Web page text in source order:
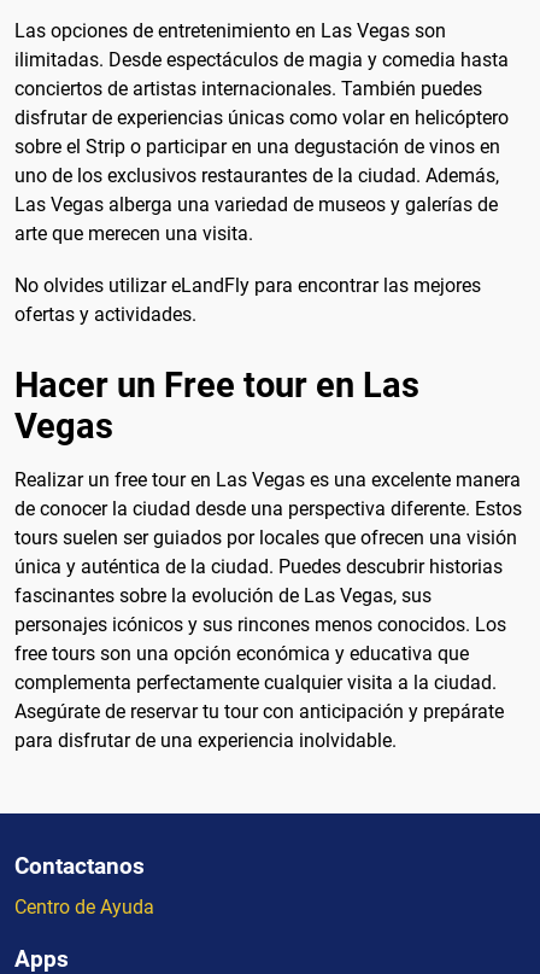
Las opciones de entretenimiento en Las Vegas son
ilimitadas. Desde espectáculos de magia y comedia hasta
conciertos de artistas internacionales. También puedes
disfrutar de experiencias únicas como volar en helicóptero
sobre el Strip o participar en una degustación de vinos en
uno de los exclusivos restaurantes de la ciudad. Además,
Las Vegas alberga una variedad de museos y galerías de
arte que merecen una visita.
No olvides utilizar eLandFly para encontrar las mejores
ofertas y actividades.
Hacer un Free tour en Las
Vegas
Realizar un free tour en Las Vegas es una excelente manera
de conocer la ciudad desde una perspectiva diferente. Estos
tours suelen ser guiados por locales que ofrecen una visión
única y auténtica de la ciudad. Puedes descubrir historias
fascinantes sobre la evolución de Las Vegas, sus
personajes icónicos y sus rincones menos conocidos. Los
free tours son una opción económica y educativa que
complementa perfectamente cualquier visita a la ciudad.
Asegúrate de reservar tu tour con anticipación y prepárate
para disfrutar de una experiencia inolvidable.
Contactanos
Centro de Ayuda
Apps